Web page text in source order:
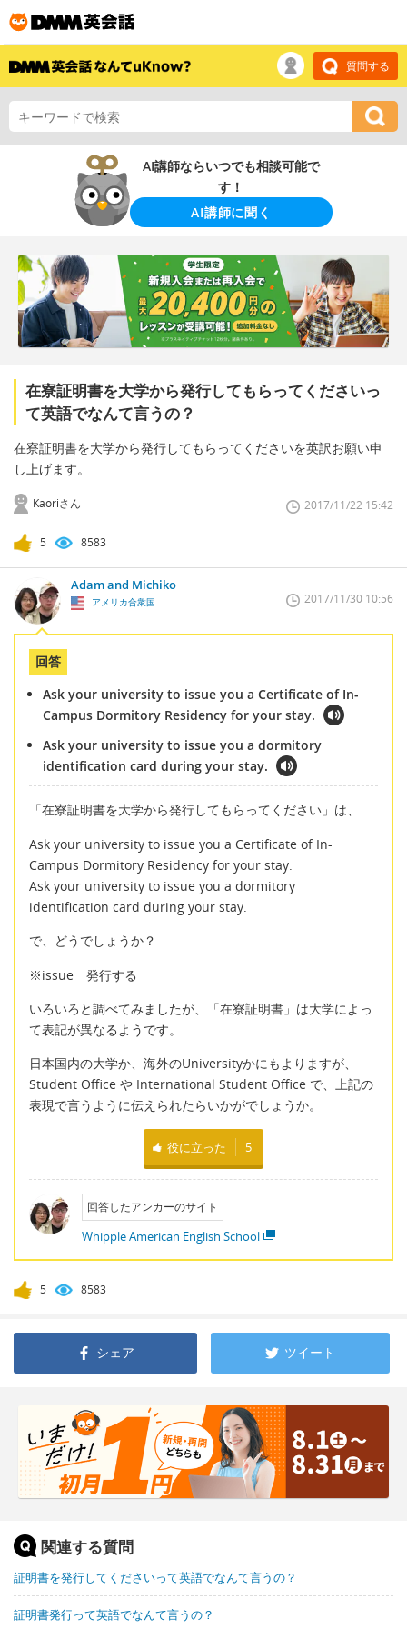
質問する
AI講師ならいつでも相談可能で
す！
AI講師に聞く
在寮証明書を大学から発行してもらってくださいっ
て英語でなんて言うの？
在寮証明書を大学から発行してもらってくださいを英訳お願い申
し上げます。
Kaoriさん 2017/11/22 15:42
5 8583
Adam and Michiko
アメリカ合衆国 2017/11/30 10:56
回答
Ask your university to issue you a Certificate of In-
Campus Dormitory Residency for your stay.
Ask your university to issue you a dormitory
identification card during your stay.
「在寮証明書を大学から発行してもらってください」は、
Ask your university to issue you a Certificate of In-
Campus Dormitory Residency for your stay.
Ask your university to issue you a dormitory
identification card during your stay.
で、どうでしょうか？
※issue 発行する
いろいろと調べてみましたが、「在寮証明書」は大学によっ
て表記が異なるようです。
日本国内の大学か、海外のUniversityかにもよりますが、
Student Office や International Student Office で、上記の
表現で言うように伝えられたらいかがでしょうか。
役に立った 5
回答したアンカーのサイト
Whipple American English School
5 8583
シェア ツイート
関連する質問
証明書を発行してくださいって英語でなんて言うの？
証明書発行って英語でなんて言うの？